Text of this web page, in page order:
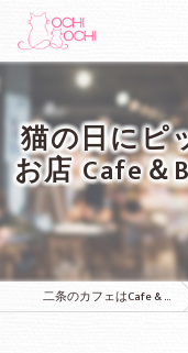
猫の日にピ
お店 Cafe＆
二条のカフェはCafe & Bar MOCHI MOCHI